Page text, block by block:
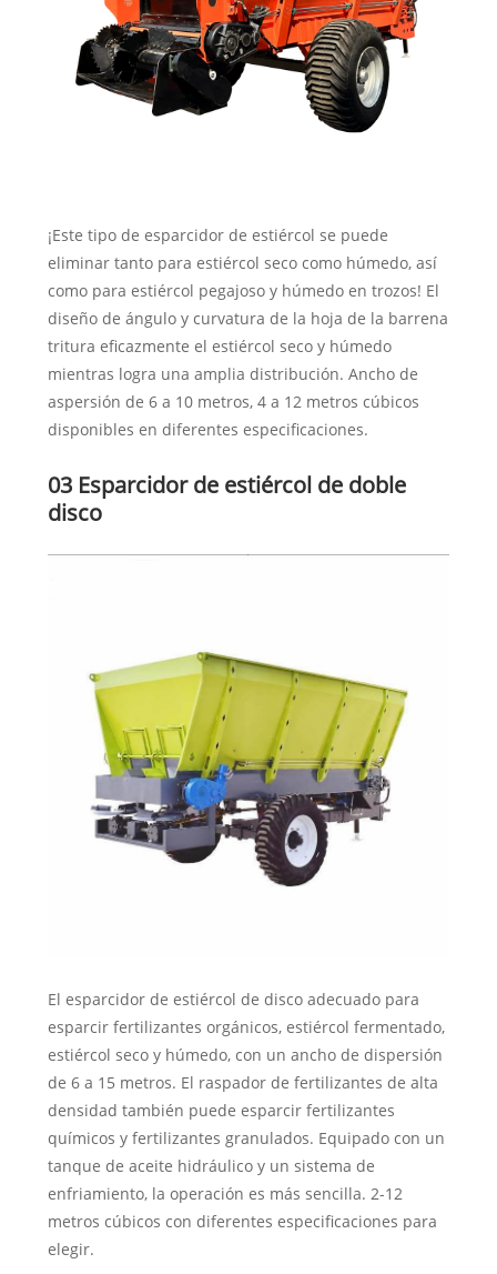
¡Este tipo de esparcidor de estiércol se puede
eliminar tanto para estiércol seco como húmedo, así
como para estiércol pegajoso y húmedo en trozos! El
diseño de ángulo y curvatura de la hoja de la barrena
tritura eficazmente el estiércol seco y húmedo
mientras logra una amplia distribución. Ancho de
aspersión de 6 a 10 metros, 4 a 12 metros cúbicos
disponibles en diferentes especificaciones.
03 Esparcidor de estiércol de doble
disco
El esparcidor de estiércol de disco adecuado para
esparcir fertilizantes orgánicos, estiércol fermentado,
estiércol seco y húmedo, con un ancho de dispersión
de 6 a 15 metros. El raspador de fertilizantes de alta
densidad también puede esparcir fertilizantes
químicos y fertilizantes granulados. Equipado con un
tanque de aceite hidráulico y un sistema de
enfriamiento, la operación es más sencilla. 2-12
metros cúbicos con diferentes especificaciones para
elegir.